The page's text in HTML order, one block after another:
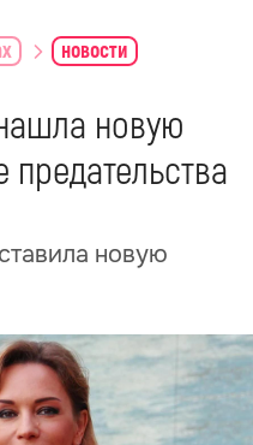
новости
новую
предательства
новую